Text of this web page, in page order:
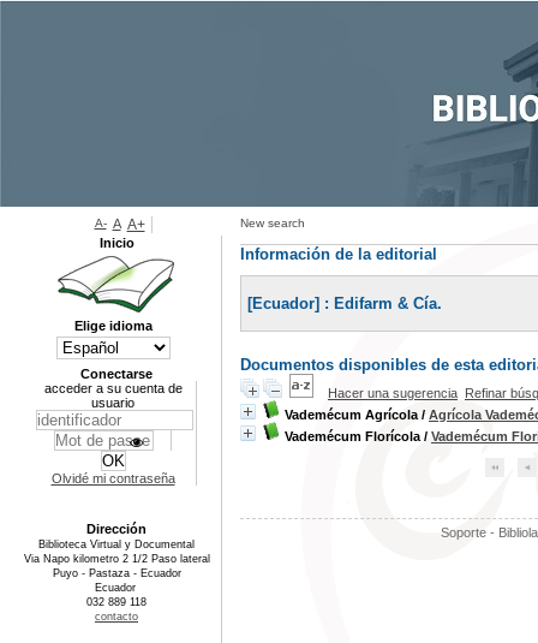
New search
Información de la editorial
[Ecuador] : Edifarm & Cía.
Documentos disponibles de esta
Hacer una sugerencia Refinar
Vademécum Agrícola / Agrícola
Vademécum Florícola / Vademécum
Soporte -
A- A A+
Inicio
Elige idioma
Conectarse
acceder a su cuenta de
usuario
Olvidé mi contraseña
Dirección
Biblioteca Virtual y Documental
Via Napo kilometro 2 1/2 Paso lateral
Puyo - Pastaza - Ecuador
Ecuador
032 889 118
contacto